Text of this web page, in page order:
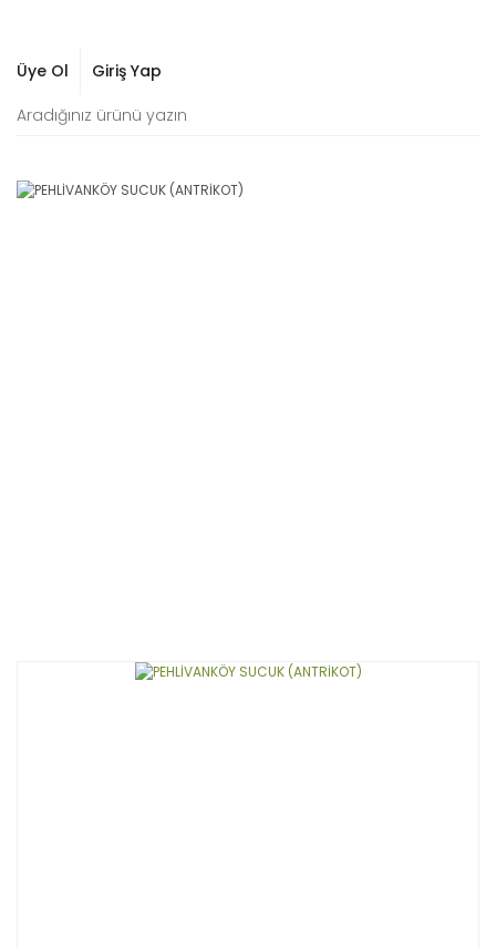
Üye Ol Giriş Yap